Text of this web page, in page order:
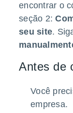
encontrar o
seção 2:
seu site.
Antes de
Você
empresa.